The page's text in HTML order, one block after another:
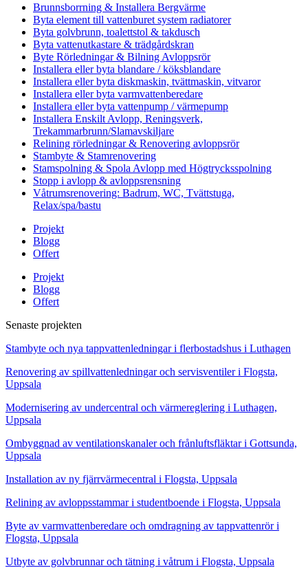
Brunnsborrning & Installera Bergvärme
Byta element till vattenburet system radiatorer
Byta golvbrunn, toalettstol & takdusch
Byta vattenutkastare & trädgårdskran
Byte Rörledningar & Bilning Avloppsrör
Installera eller byta blandare / köksblandare
Installera eller byta diskmaskin, tvättmaskin, vitvaror
Installera eller byta varmvattenberedare
Installera eller byta vattenpump / värmepump
Installera Enskilt Avlopp, Reningsverk,
Trekammarbrunn/Slamavskiljare
Relining rörledningar & Renovering avloppsrör
Stambyte & Stamrenovering
Stamspolning & Spola Avlopp med Högtrycksspolning
Stopp i avlopp & avloppsrensning
Våtrumsrenovering: Badrum, WC, Tvättstuga,
Relax/spa/bastu
Projekt
Blogg
Offert
Projekt
Blogg
Offert
Senaste projekten
Stambyte och nya tappvattenledningar i flerbostadshus i Luthagen
Renovering av spillvattenledningar och servisventiler i Flogsta,
Uppsala
Modernisering av undercentral och värmereglering i Luthagen,
Uppsala
Ombyggnad av ventilationskanaler och frånluftsfläktar i Gottsunda,
Uppsala
Installation av ny fjärrvärmecentral i Flogsta, Uppsala
Relining av avloppsstammar i studentboende i Flogsta, Uppsala
Byte av varmvattenberedare och omdragning av tappvattenrör i
Flogsta, Uppsala
Utbyte av golvbrunnar och tätning i våtrum i Flogsta, Uppsala